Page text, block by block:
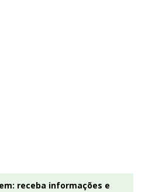
receba informações e